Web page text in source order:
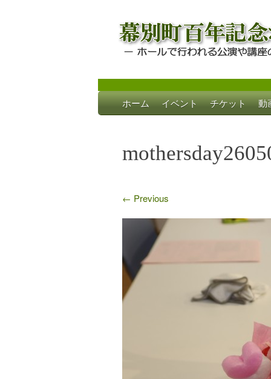
幕別町百年記
ホールで行われる公演や講座のご案内
Skip
to
ホーム イベント チケット 動
← Previous